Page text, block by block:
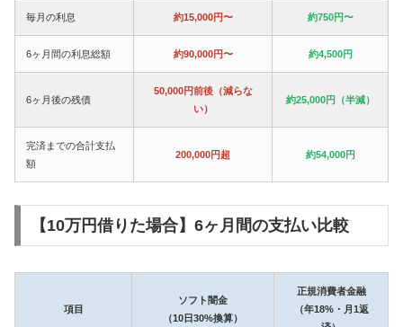
毎月の利息 約15,000円〜 約750円〜
6ヶ月間の利息総額 約90,000円〜 約4,500円
6ヶ月後の残債
50,000円前後（減らな
い）
約25,000円（半減）
完済までの合計支払
額
200,000円超 約54,000円
【10万円借りた場合】6ヶ月間の支払い比較
項目
ソフト闇金
（10日30%換算）
正規消費者金融
（年18%・月1返